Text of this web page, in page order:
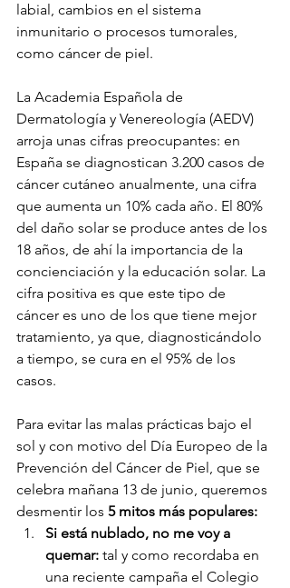
labial, cambios en el sistema
inmunitario o procesos tumorales,
como cáncer de piel.
La Academia Española de
Dermatología y Venereología (AEDV)
arroja unas cifras preocupantes: en
España se diagnostican 3.200 casos de
cáncer cutáneo anualmente, una cifra
que aumenta un 10% cada año. El 80%
del daño solar se produce antes de los
18 años, de ahí la importancia de la
concienciación y la educación solar. La
cifra positiva es que este tipo de
cáncer es uno de los que tiene mejor
tratamiento, ya que, diagnosticándolo
a tiempo, se cura en el 95% de los
casos.
Para evitar las malas prácticas bajo el
sol y con motivo del Día Europeo de la
Prevención del Cáncer de Piel, que se
celebra mañana 13 de junio, queremos
desmentir los 5 mitos más populares:
Si está nublado, no me voy a
quemar: tal y como recordaba en
una reciente campaña el Colegio